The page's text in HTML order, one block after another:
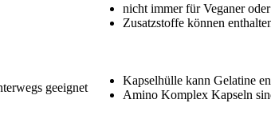
nicht immer für Veganer
Zusatzstoffe können
geeignet
Kapselhülle kann Gelatine
Amino Komplex Kapseln